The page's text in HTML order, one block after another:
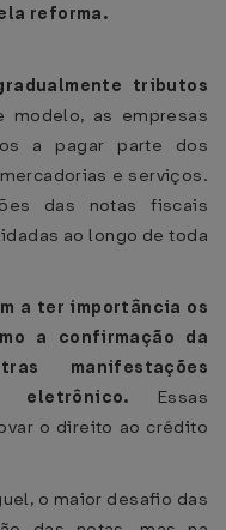
reforma.
tributos
modelo, as empresas
a pagar parte dos
e serviços.
das notas fiscais
ao longo de toda
a ter importância os
a confirmação da
manifestações
eletrônico. Essas
o direito ao crédito
o maior desafio das